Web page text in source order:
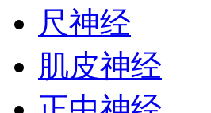
尺神经
肌皮神经